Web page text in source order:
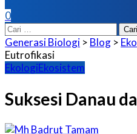
0
Cari
untuk:
Generasi Biologi > Blog >
Eutrofikasi
EkologiEkosistem
Suksesi Danau